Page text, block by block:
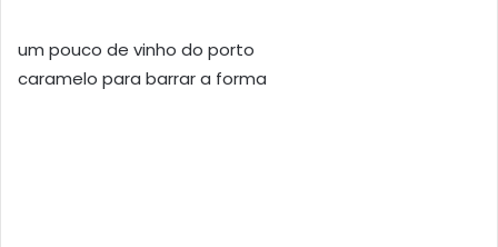
um pouco de vinho do porto
caramelo para barrar a forma